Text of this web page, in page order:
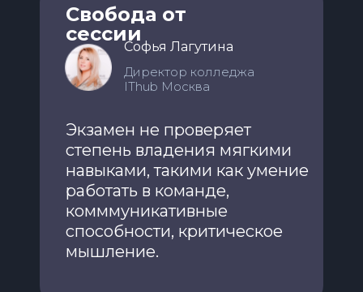
Свобода от
сессии
Экзамен не проверяет
степень владения мягкими
навыками, такими как умение
работать в команде,
комммуникативные
способности, критическое
мышление.
Софья Лагутина
Директор колледжа
IThub Москва